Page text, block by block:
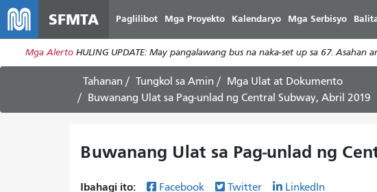
SFMTA Paglilibot Mga Proyekto Kalendaryo Mga Serbisyo
Mga Alerto HULING UPDATE: May pangalawang bus na naka-set up sa 67.
Tahanan Tungkol sa Amin
Mga Ulat at Dokumento
Buwanang Ulat sa Pag-unlad ng Central Subway, Abril 2019
Buwanang Ulat sa Pag-unlad ng
Ibahagi ito: Facebook Twitter LinkedIn